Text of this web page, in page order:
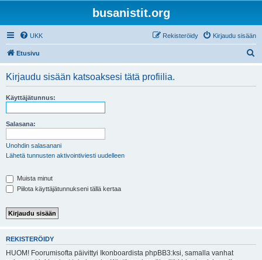
busanistit.org
UKK Kirjaudu sisään
Rekisteröidy
Etusivu
Kirjaudu sisään katsoaksesi tätä profiilia.
Käyttäjätunnus:
Salasana:
Unohdin salasanani
Lähetä tunnusten aktivointiviesti uudelleen
Muista minut
Piilota käyttäjätunnukseni tällä kertaa
REKISTERÖIDY
HUOM! Foorumisofta päivittyi Ikonboardista phpBB3:ksi, samalla vanhat